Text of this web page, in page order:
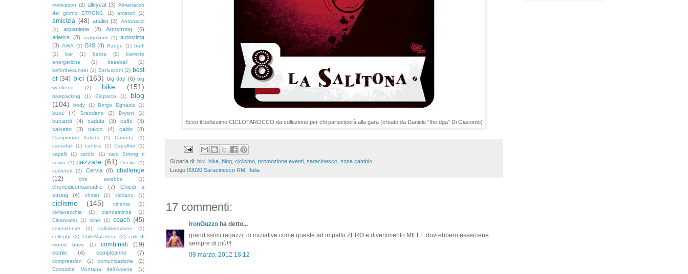
Ecco il bellissimo CICLOTAROCCO da collezione per chi parteciperà alla gara (creato da Daniele "the dga" Di Giacomo)
Si parla di: bici bike blog ciclismo promozione eventi saracinesco zona cambio
Luogo 00020 Saracinesco RM, Italia
17 commenti:
IronGuzzo ha detto...
grandissimi ragazzi, di iniziative come queste ad impatto ZERO e divertimento MILLE dovrebbero essercene
sempre di più!!!
08 marzo, 2012 18:12
motivation (2) alleycat (3) Almanacco
del giorno STRONG
(1) amatori (1)
amicizia (48) analisi (3)
Antonacci
(1)
aquaniene (8) Armstrong
(6)
atletica (8) automobili (1) autostima
(3) AWA (1) B4S (4) Badge (1) baffi
(1)
bar (1) barba (2)
barrette
energetiche
(1) baseball
(1)
beforthesunset (1) Berlusconi (2) best
of (34) bici (163) big day (6) big
weekend
(2) bike (151)
bikepacking (1) Bioparco (1)
blog
(104)
body (1) Borgo Egnazia (1)
boxe (7) Bracciano (2) Bryton (1)
buciardi (4) caduta (3) caffè
(3)
calcetto
(3) calcio (4) caldo (8)
Campionati Italiani (1) Canada
(1)
canadair (1) cantico (1) Capalbio
(1)
capelli
(1) cardio (1)
caro Strong ti
scrivo (1) cazzate (61) Cecilia (1)
cerveteri
(2) Cervia (8)
challenge
(12)
che sarebbe (1)
chenedicemiamadre (7)
Chiedi a
strong
(4) chmet (1) ciciliano (1)
ciclismo (145) cinema
(2)
civitavecchia
(1) clandestinità
(1)
Clearwater (1) clinic (1) coach (45)
coincidenze (2) collaborazione
(1)
colleghi (2) ColleMarathon (2) colli di
monte bove
(1) combinati (19)
comic (4) compleanno (7)
compression (1) comunicazione
(2)
Comunità Montana dell'Aniene
(1)